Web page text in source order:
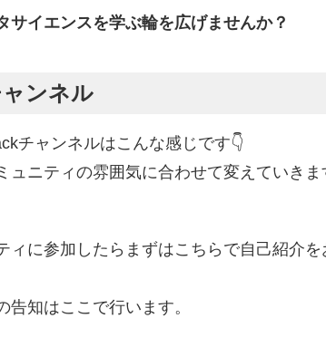
サイエンスを学ぶ輪を広げませんか？
ンネル
チャンネルはこんな感じです👇
ュニティの雰囲気に合わせて変えていきま
ィに参加したらまずはこちらで自己紹介を
告知はここで行います。